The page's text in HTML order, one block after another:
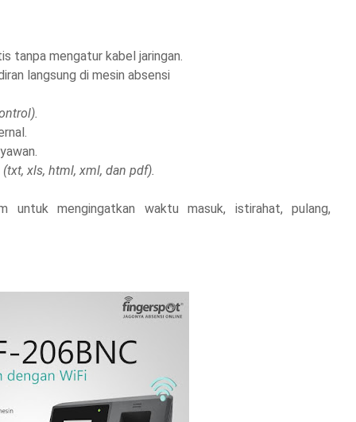
tanpa mengatur kabel jaringan.
langsung di mesin absensi
(txt, xls, html, xml, dan pdf).
untuk mengingatkan waktu masuk, istirahat, pulang,